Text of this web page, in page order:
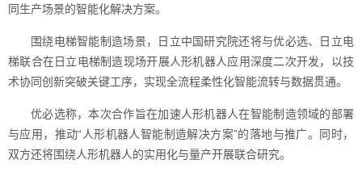
同生产场景的智能化解决方案。
围绕电梯智能制造场景，日立中国研究院还将与优必选、日立电
梯联合在日立电梯制造现场开展人形机器人应用深度二次开发，以技
术协同创新突破关键工序，实现全流程柔性化智能流转与数据贯通。
优必选称，本次合作旨在加速人形机器人在智能制造领域的部署
与应用，推动“人形机器人智能制造解决方案”的落地与推广。同时，
双方还将围绕人形机器人的实用化与量产开展联合研究。